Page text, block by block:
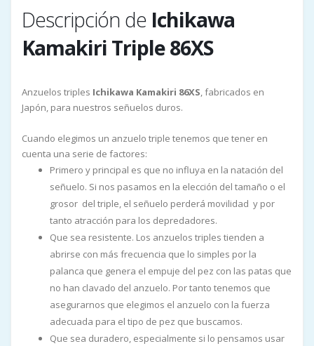
Descripción de Ichikawa
Kamakiri Triple 86XS
Anzuelos triples Ichikawa Kamakiri 86XS, fabricados en
Japón, para nuestros señuelos duros.
Cuando elegimos un anzuelo triple tenemos que tener en
cuenta una serie de factores:
Primero y principal es que no influya en la natación del
señuelo. Si nos pasamos en la elección del tamaño o el
grosor del triple, el señuelo perderá movilidad y por
tanto atracción para los depredadores.
Que sea resistente. Los anzuelos triples tienden a
abrirse con más frecuencia que lo simples por la
palanca que genera el empuje del pez con las patas que
no han clavado del anzuelo. Por tanto tenemos que
asegurarnos que elegimos el anzuelo con la fuerza
adecuada para el tipo de pez que buscamos.
Que sea duradero, especialmente si lo pensamos usar